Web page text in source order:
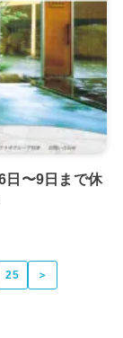
日〜9日まで休
25 ＞